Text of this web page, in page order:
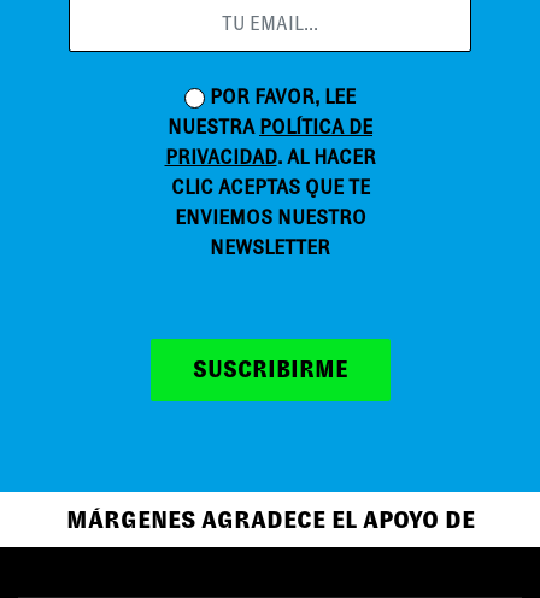
POR FAVOR, LEE
NUESTRA POLÍTICA DE
PRIVACIDAD. AL HACER
CLIC ACEPTAS QUE TE
ENVIEMOS NUESTRO
NEWSLETTER
SUSCRIBIRME
MÁRGENES AGRADECE EL APOYO DE